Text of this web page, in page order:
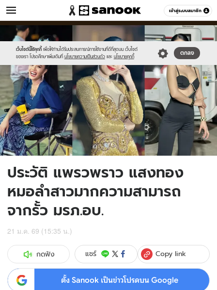
เข้าสู่ระบบสมาชิก
วัยรุ่น หมวดอื่นๆ
เว็บไซต์นี้ใช้คุกกี้ เพื่อให้ท่านได้รับประสบการณ์การใช้งานที่ดีที่สุดบน เว็บไซต์
ของเรา โปรดศึกษาเพิ่มเติมที่ นโยบายความเป็นส่วนตัว และ นโยบายคุกกี้
ตกลง
Sanook
//s.isanook.com/sr/0/images/logo-
new-
sanook.png
600
//s.isanook.com/ca/0/ud/284/1421627/collage.jpg
ประวัติ แพรวพราว แสงทอง
หมอลำสาวมากความสามารถ
จากรั้ว มรภ.อบ.
21 ม.ค. 69 (15:35 น.)
กดฟัง แชร์ Copy link
ตั้ง Sanook เป็นข่าวโปรดบน Google